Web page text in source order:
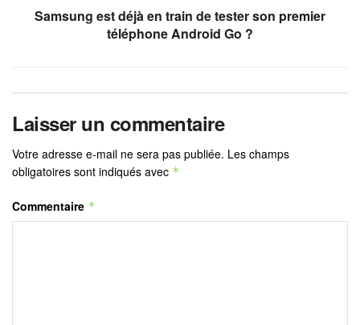
Samsung est déjà en train de tester son premier
téléphone Android Go ?
Laisser un commentaire
Votre adresse e-mail ne sera pas publiée. Les champs
obligatoires sont indiqués avec *
Commentaire *